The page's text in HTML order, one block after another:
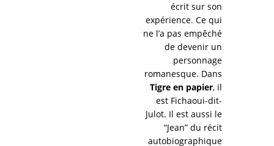
écrit sur son
expérience. Ce qui
ne l’a pas empêché
de devenir un
personnage
romanesque. Dans
Tigre en papier, il
est Fichaoui-dit-
Julot. Il est aussi le
“Jean” du récit
autobiographique